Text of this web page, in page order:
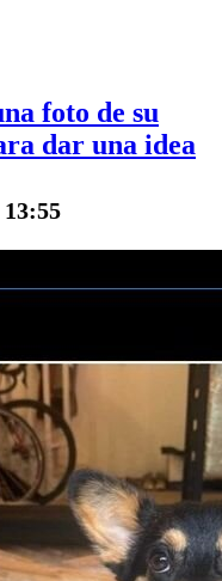
foto de su
dar una idea